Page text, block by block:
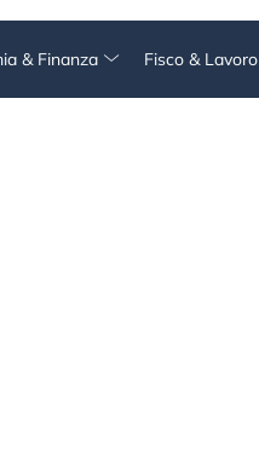
& Finanza Fisco & Lavoro